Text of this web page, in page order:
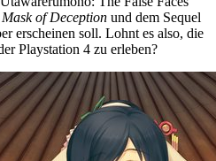
Mask of Deception und dem Sequel
erscheinen soll. Lohnt es also, die
Playstation 4 zu erleben?